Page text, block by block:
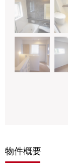
物件概要